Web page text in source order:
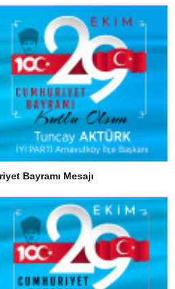
Bayramı Mesajı